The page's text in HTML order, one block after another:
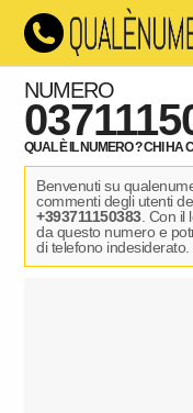
NUMERO
QUAL È IL NUMERO ? CHI HA
Benvenuti su
commenti degli utenti
+393711150383. Con il
da questo numero e
di telefono